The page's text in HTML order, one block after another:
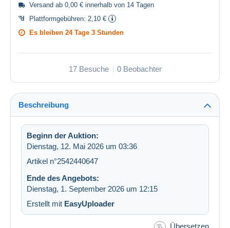
Versand ab 0,00 € innerhalb von 14 Tagen
Plattformgebühren: 2,10 €
Es bleiben 24 Tage 3 Stunden
17 Besuche 0 Beobachter
Beschreibung
Beginn der Auktion:
Dienstag, 12. Mai 2026 um 03:36
Artikel n°2542440647
Ende des Angebots:
Dienstag, 1. September 2026 um 12:15
Erstellt mit EasyUploader
Übersetzen